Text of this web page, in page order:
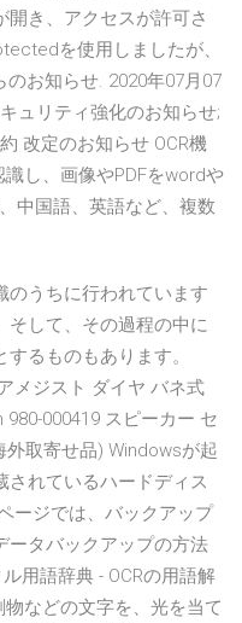
き、アクセスが許可さ
を使用しましたが、
お知らせ. 2020年07月07
ュリティ強化のお知らせ;
改定のお知らせ OCR機
し、画像やPDFをwordや
中国語、英語など、複数
のうちに行われています
そして、その過程の中に
るものもあります。
メジスト ダイヤ バネ式
000419 スピーカー セ
外取寄せ品) Windowsが起
されているハードディス
ージでは、バックアップ
ータバックアップの方法
用語辞典 - OCRの用語解
などの文字を、光を当て